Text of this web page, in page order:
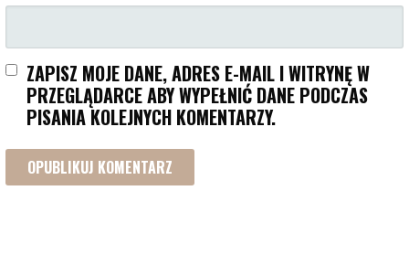
ZAPISZ MOJE DANE, ADRES E-MAIL I WITRYNĘ W
PRZEGLĄDARCE ABY WYPEŁNIĆ DANE PODCZAS
PISANIA KOLEJNYCH KOMENTARZY.